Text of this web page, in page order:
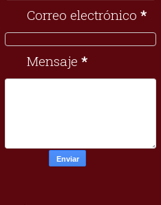
Correo electrónico *
Mensaje *